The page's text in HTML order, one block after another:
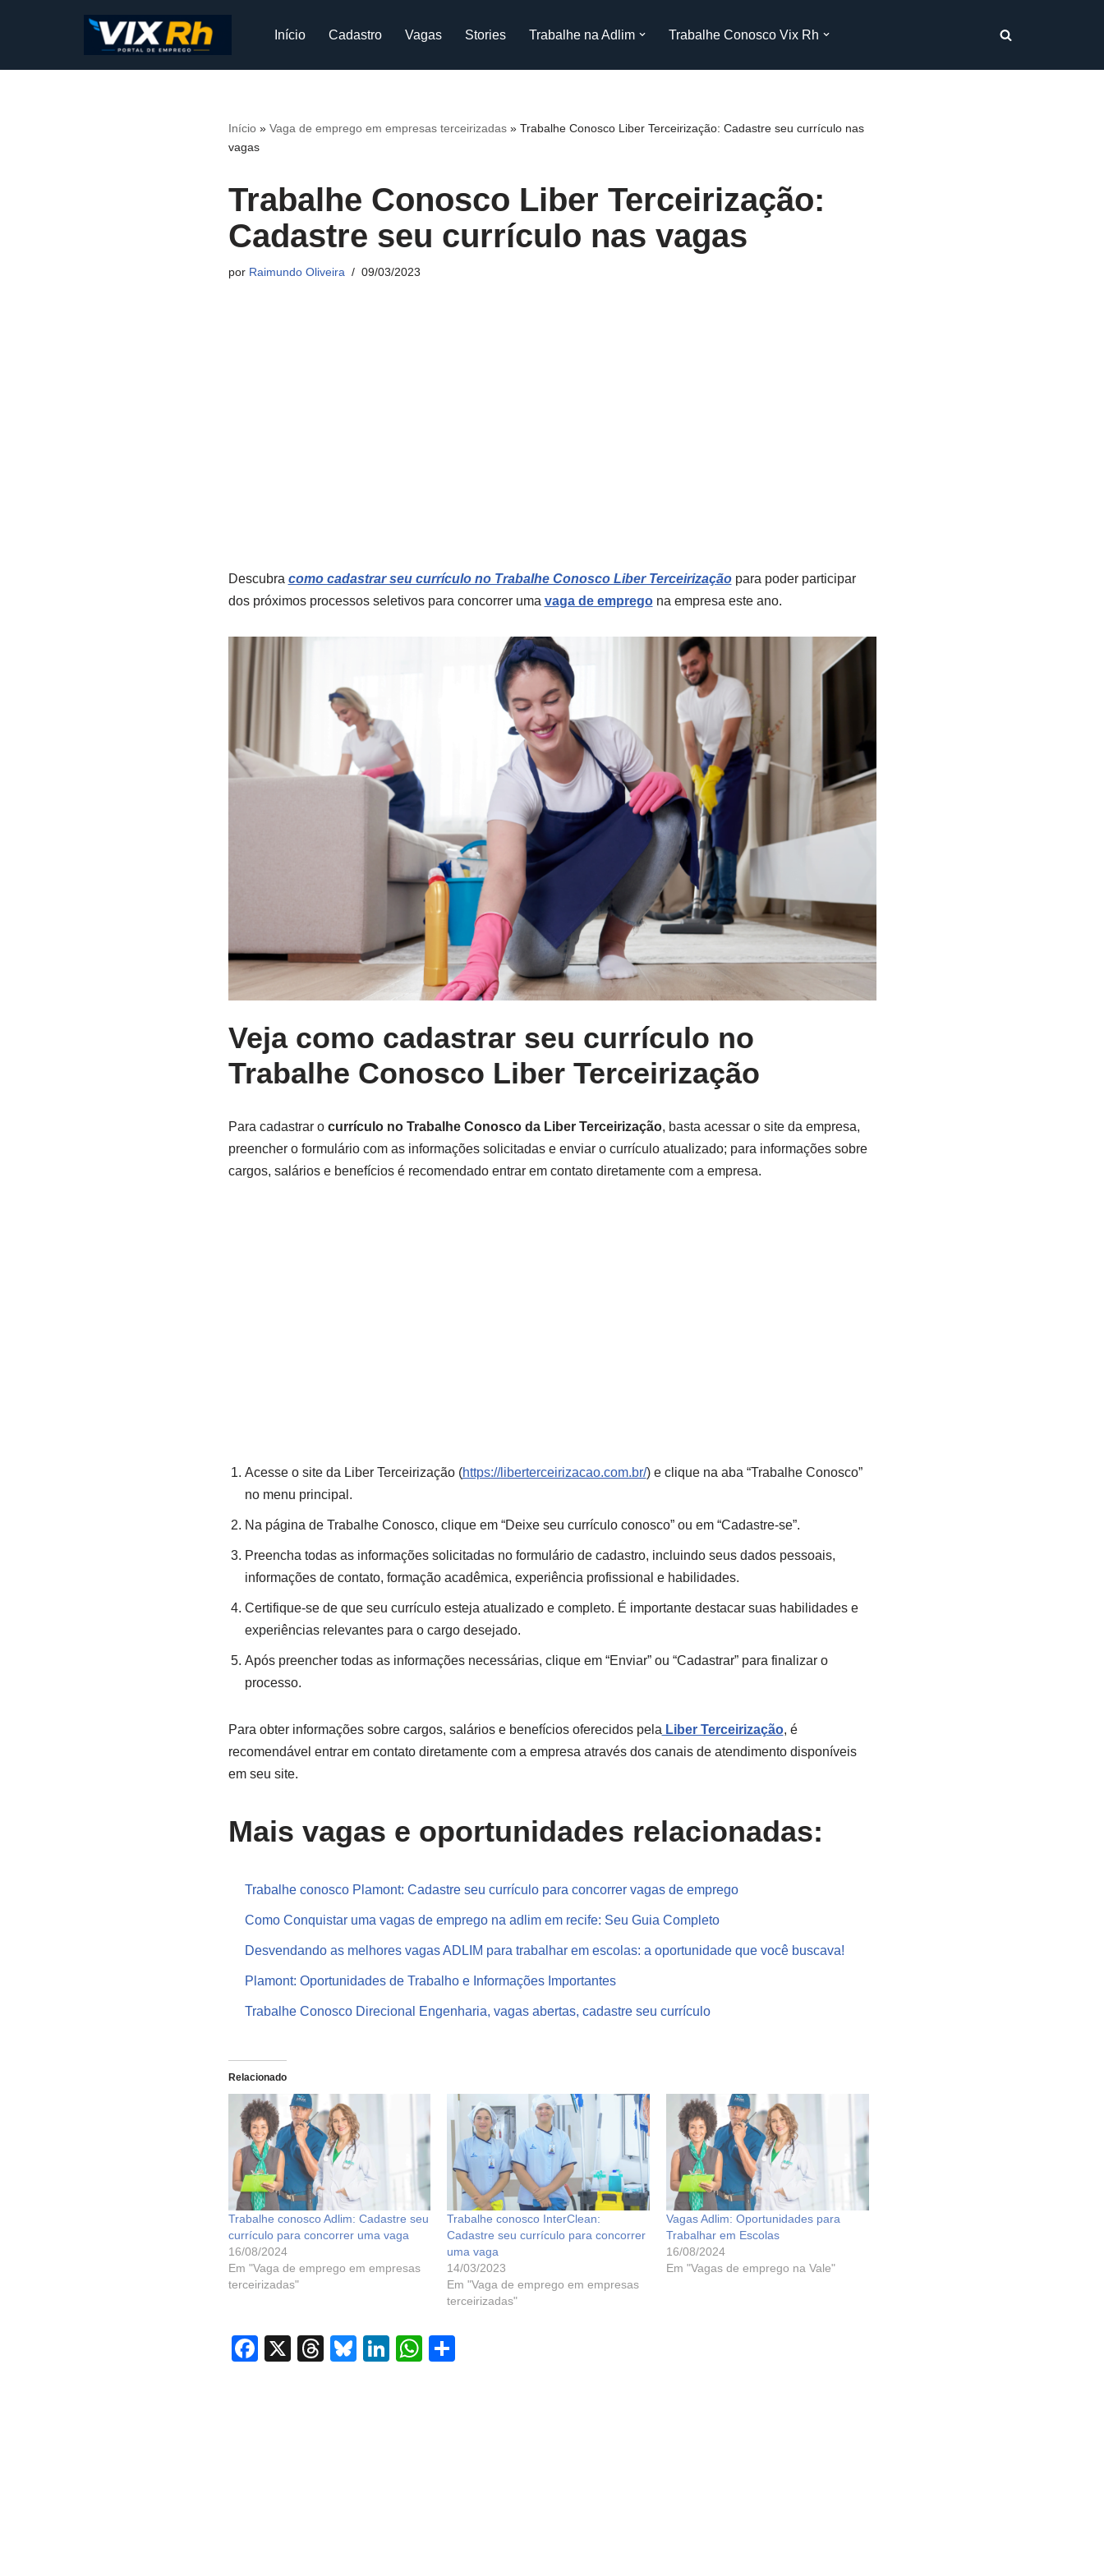
para
Início Cadastro Vagas Stories Trabalhe na Adlim Trabalhe Conosco Vix Rh
Início» Vaga de emprego em empresas terceirizadas» Trabalhe Conosco Liber Terceirização: Cadastre seu currículo nas
vagas
Trabalhe Conosco Liber Terceirização:
Cadastre seu currículo nas vagas
por Raimundo Oliveira 09/03/2023
Descubra como cadastrar seu currículo no Trabalhe Conosco Liber Terceirizaçãopara poder participar
dos próximos processos seletivos para concorrer uma vaga de empregona empresa este ano.
Veja como cadastrar seu currículo no
Trabalhe Conosco Liber Terceirização
Para cadastrar o currículo no Trabalhe Conosco da Liber Terceirização, basta acessar o site da empresa,
preencher o formulário com as informações solicitadas e enviar o currículo atualizado; para informações sobre
cargos, salários e benefícios é recomendado entrar em contato diretamente com a empresa.
Acesse o site da Liber Terceirização (https://liberterceirizacao.com.br/) e clique na aba “Trabalhe Conosco”
no menu principal.
Na página de Trabalhe Conosco, clique em “Deixe seu currículo conosco” ou em “Cadastre-se”.
Preencha todas as informações solicitadas no formulário de cadastro, incluindo seus dados pessoais,
informações de contato, formação acadêmica, experiência profissional e habilidades.
Certifique-se de que seu currículo esteja atualizado e completo. É importante destacar suas habilidades e
experiências relevantes para o cargo desejado.
Após preencher todas as informações necessárias, clique em “Enviar” ou “Cadastrar” para finalizar o
processo.
Para obter informações sobre cargos, salários e benefícios oferecidos pelaLiber Terceirização, é
recomendável entrar em contato diretamente com a empresa através dos canais de atendimento disponíveis
em seu site.
Mais vagas e oportunidades relacionadas:
Trabalhe conosco Plamont: Cadastre seu currículo para concorrer vagas de emprego
Como Conquistar uma vagas de emprego na adlim em recife: Seu Guia Completo
Desvendando as melhores vagas ADLIM para trabalhar em escolas: a oportunidade que você buscava!
Plamont: Oportunidades de Trabalho e Informações Importantes
Trabalhe Conosco Direcional Engenharia, vagas abertas, cadastre seu currículo
Relacionado
Trabalhe conosco Adlim: Cadastre seu
currículo para concorrer uma vaga
16/08/2024
Em "Vaga de emprego em empresas
terceirizadas"
Trabalhe conosco InterClean:
Cadastre seu currículo para concorrer
uma vaga
14/03/2023
Em "Vaga de emprego em empresas
terceirizadas"
Vagas Adlim: Oportunidades para
Trabalhar em Escolas
16/08/2024
Em "Vagas de emprego na Vale"
F X T Bl Li W S